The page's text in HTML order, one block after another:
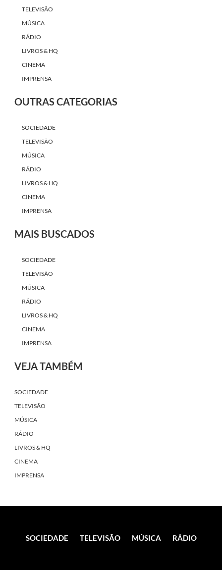
TELEVISÃO
MÚSICA
RÁDIO
LIVROS & HQ
CINEMA
IMPRENSA
OUTRAS CATEGORIAS
SOCIEDADE
TELEVISÃO
MÚSICA
RÁDIO
LIVROS & HQ
CINEMA
IMPRENSA
MAIS BUSCADOS
SOCIEDADE
TELEVISÃO
MÚSICA
RÁDIO
LIVROS & HQ
CINEMA
IMPRENSA
VEJA TAMBÉM
SOCIEDADE
TELEVISÃO
MÚSICA
RÁDIO
LIVROS & HQ
CINEMA
IMPRENSA
SOCIEDADE TELEVISÃO MÚSICA RÁDIO